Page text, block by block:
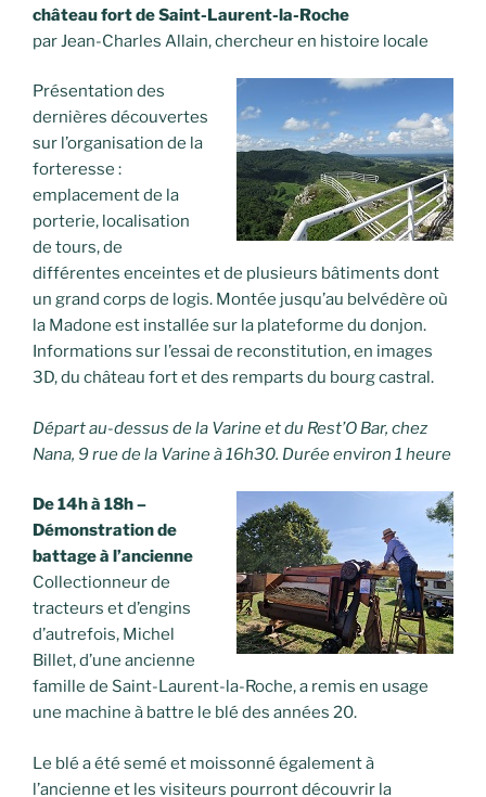
château fort de Saint-Laurent-la-Roche
par Jean-Charles Allain, chercheur en histoire locale
Présentation des
dernières découvertes
sur l’organisation de la
forteresse :
emplacement de la
porterie, localisation
de tours, de
différentes enceintes et de plusieurs bâtiments dont
un grand corps de logis. Montée jusqu’au belvédère où
la Madone est installée sur la plateforme du donjon.
Informations sur l’essai de reconstitution, en images
3D, du château fort et des remparts du bourg castral.
Départ au-dessus de la Varine et du Rest’O Bar, chez
Nana, 9 rue de la Varine à 16h30. Durée environ 1 heure
De 14h à 18h –
Démonstration de
battage à l’ancienne
Collectionneur de
tracteurs et d’engins
d’autrefois, Michel
Billet, d’une ancienne
famille de Saint-Laurent-la-Roche, a remis en usage
une machine à battre le blé des années 20.
Le blé a été semé et moissonné également à
l’ancienne et les visiteurs pourront découvrir la